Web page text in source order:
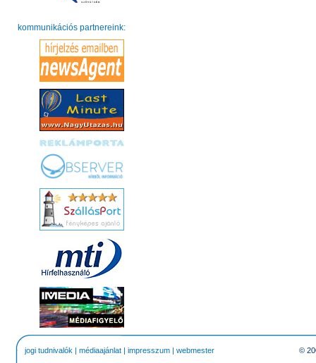
kommunikációs partnereink:
jogi tudnivalók | médiaajánlat | impresszum | webmester ©